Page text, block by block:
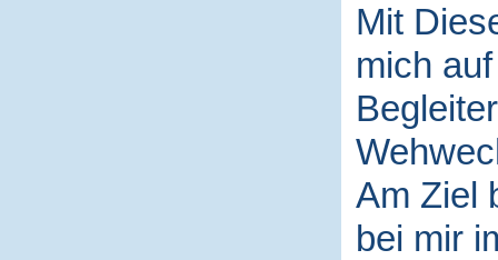
Mit
mich
Am Ziel
bei mir